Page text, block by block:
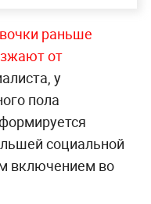
раньше
от
у
пола
социальной
включением во